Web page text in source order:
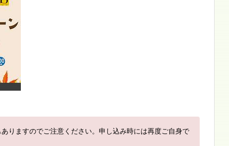
りますのでご注意ください。申し込み時には再度ご自身で